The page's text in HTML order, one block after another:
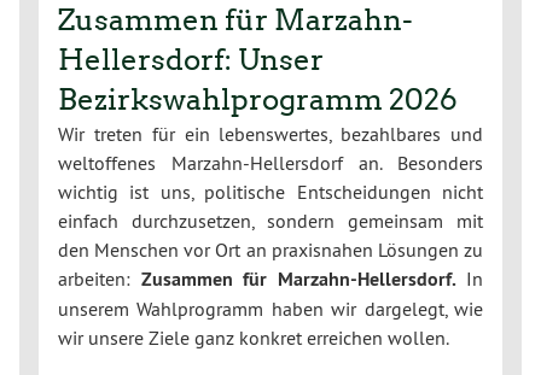
Zusammen für Marzahn-
Hellersdorf: Unser
Bezirkswahlprogramm 2026
Wir treten für ein lebenswertes, bezahlbares und
weltoffenes Marzahn-Hellersdorf an. Besonders
wichtig ist uns, politische Entscheidungen nicht
einfach durchzusetzen, sondern gemeinsam mit
den Menschen vor Ort an praxisnahen Lösungen zu
arbeiten: Zusammen für Marzahn-Hellersdorf.In
unserem Wahlprogramm haben wir dargelegt, wie
wir unsere Ziele ganz konkret erreichen wollen.